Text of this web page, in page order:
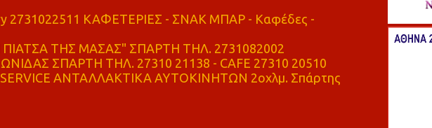
2731022511 ΚΑΦΕΤΕΡΙΕΣ - ΣΝΑΚ ΜΠΑΡ - Καφέδες -
ΤΗΣ ΜΑΣΑΣ" ΣΠΑΡΤΗ ΤΗΛ. 2731082002
ΣΠΑΡΤΗ ΤΗΛ. 27310 21138 - CAFE 27310 20510
ΑΝΤΑΛΛΑΚΤΙΚΑ ΑΥΤΟΚΙΝΗΤΩΝ 2οχλμ. Σπάρτης